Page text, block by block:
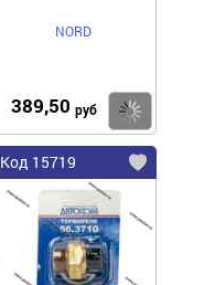
Купить
NORD
389,50 руб
Код 15719